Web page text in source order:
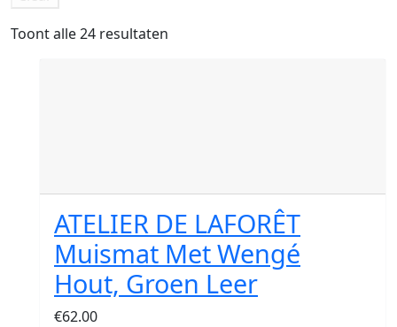
Toont alle 24 resultaten
ATELIER DE LAFORÊT
Muismat Met Wengé
Hout, Groen Leer
€62.00